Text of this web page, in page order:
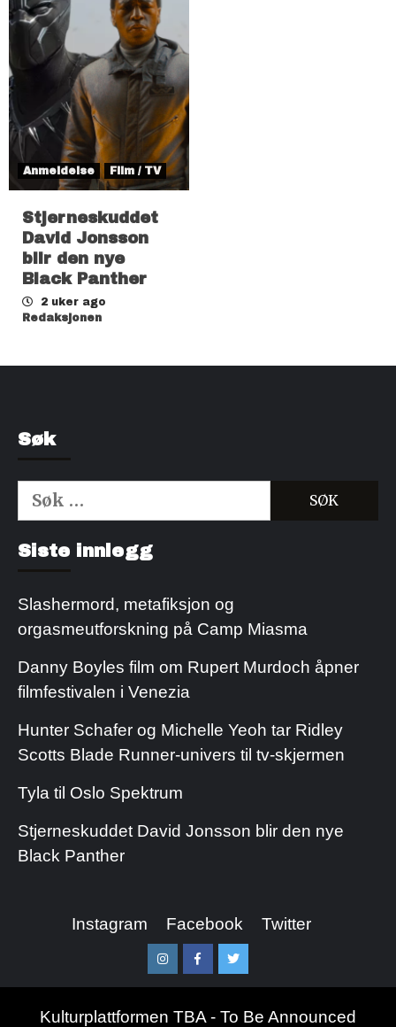
Anmeldelse Film / TV
Stjerneskuddet
David Jonsson
blir den nye
Black Panther
2 uker ago
Redaksjonen
Søk
Søk
etter:
Siste innlegg
Slashermord, metafiksjon og
orgasmeutforskning på Camp Miasma
Danny Boyles film om Rupert Murdoch åpner
filmfestivalen i Venezia
Hunter Schafer og Michelle Yeoh tar Ridley
Scotts Blade Runner-univers til tv-skjermen
Tyla til Oslo Spektrum
Stjerneskuddet David Jonsson blir den nye
Black Panther
Instagram Facebook Twitter
InstagramFacebookTwitter
Kulturplattformen TBA - To Be Announced